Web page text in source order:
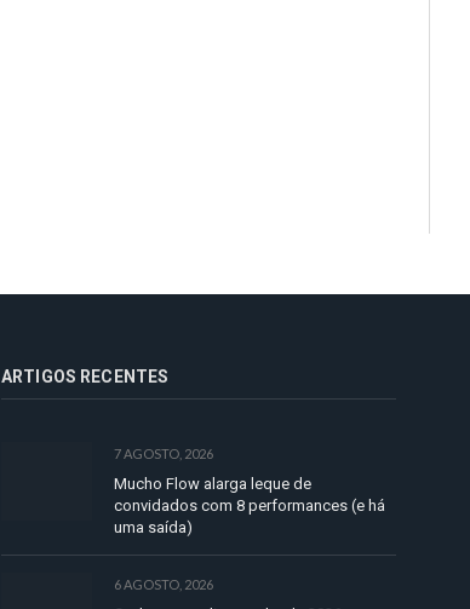
ARTIGOS RECENTES
7 AGOSTO, 2026
Mucho Flow alarga leque de
convidados com 8 performances (e há
uma saída)
6 AGOSTO, 2026